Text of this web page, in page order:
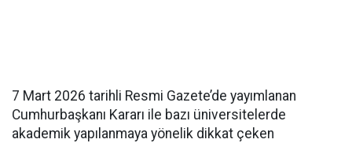
7 Mart 2026 tarihli Resmi Gazete’de yayımlanan
Cumhurbaşkanı Kararı ile bazı üniversitelerde
akademik yapılanmaya yönelik dikkat çeken